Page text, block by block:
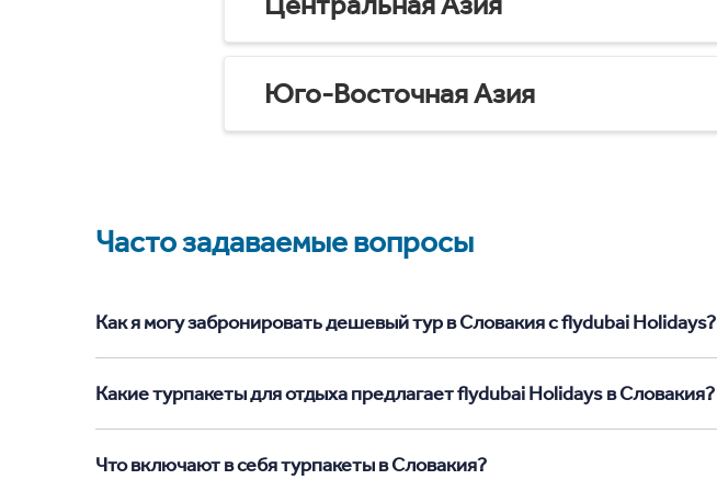
Юго-Восточная Азия
Часто задаваемые вопросы
Как я могу забронировать дешевый тур в Словакия с flydubai Holidays?
Какие турпакеты для отдыха предлагает flydubai Holidays в Словакия?
Что включают в себя турпакеты в Словакия?